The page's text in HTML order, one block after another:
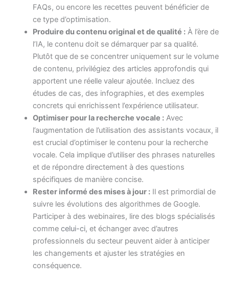
FAQs, ou encore les recettes peuvent bénéficier de
ce type d’optimisation.
Produire du contenu original et de qualité :À l’ère de
l’IA, le contenu doit se démarquer par sa qualité.
Plutôt que de se concentrer uniquement sur le volume
de contenu, privilégiez des articles approfondis qui
apportent une réelle valeur ajoutée. Incluez des
études de cas, des infographies, et des exemples
concrets qui enrichissent l’expérience utilisateur.
Optimiser pour la recherche vocale :Avec
l’augmentation de l’utilisation des assistants vocaux, il
est crucial d’optimiser le contenu pour la recherche
vocale. Cela implique d’utiliser des phrases naturelles
et de répondre directement à des questions
spécifiques de manière concise.
Rester informé des mises à jour :Il est primordial de
suivre les évolutions des algorithmes de Google.
Participer à des webinaires, lire des blogs spécialisés
comme celui-ci, et échanger avec d’autres
professionnels du secteur peuvent aider à anticiper
les changements et ajuster les stratégies en
conséquence.